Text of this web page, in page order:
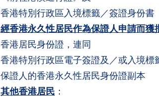
香港特別行政區入境標籤／簽證身份書
經香港永久性居民作為保證人申請而
香港居民身份證，連同
香港特別行政區電子簽證及／或入境標
保證人的香港永久性居民身份證副本
其他香港居民 ：